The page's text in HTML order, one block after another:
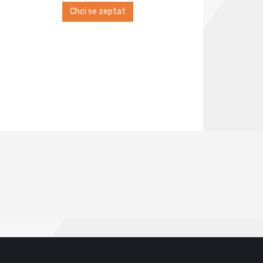
Chci se zeptat